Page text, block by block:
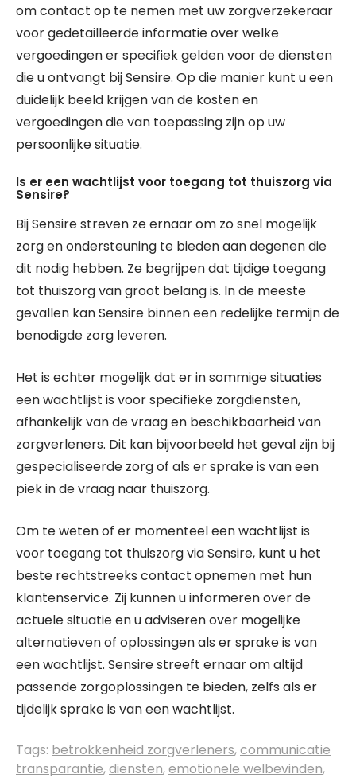
om contact op te nemen met uw zorgverzekeraar
voor gedetailleerde informatie over welke
vergoedingen er specifiek gelden voor de diensten
die u ontvangt bij Sensire. Op die manier kunt u een
duidelijk beeld krijgen van de kosten en
vergoedingen die van toepassing zijn op uw
persoonlijke situatie.
Is er een wachtlijst voor toegang tot thuiszorg via
Sensire?
Bij Sensire streven ze ernaar om zo snel mogelijk
zorg en ondersteuning te bieden aan degenen die
dit nodig hebben. Ze begrijpen dat tijdige toegang
tot thuiszorg van groot belang is. In de meeste
gevallen kan Sensire binnen een redelijke termijn de
benodigde zorg leveren.
Het is echter mogelijk dat er in sommige situaties
een wachtlijst is voor specifieke zorgdiensten,
afhankelijk van de vraag en beschikbaarheid van
zorgverleners. Dit kan bijvoorbeeld het geval zijn bij
gespecialiseerde zorg of als er sprake is van een
piek in de vraag naar thuiszorg.
Om te weten of er momenteel een wachtlijst is
voor toegang tot thuiszorg via Sensire, kunt u het
beste rechtstreeks contact opnemen met hun
klantenservice. Zij kunnen u informeren over de
actuele situatie en u adviseren over mogelijke
alternatieven of oplossingen als er sprake is van
een wachtlijst. Sensire streeft ernaar om altijd
passende zorgoplossingen te bieden, zelfs als er
tijdelijk sprake is van een wachtlijst.
Tags: betrokkenheid zorgverleners,communicatie
transparantie,diensten,emotionele welbevinden,